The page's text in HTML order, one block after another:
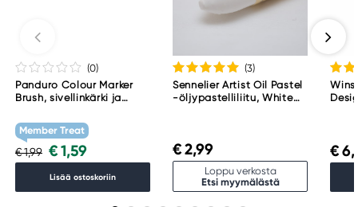
(0)
Panduro Colour Marker
Brush, sivellinkärki ja
WG1
Member Treat
€ 1,99 € 1,59
Lisää ostoskoriin
(3)
Sennelier Artist Oil Pastel
-öljypastelliliitu, White
€ 2,99
Loppu verkosta
Etsi myymälästä
€